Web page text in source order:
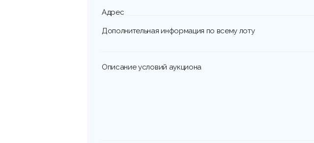
Адрес
Дополнительная информация по всему лоту
Описание условий аукциона